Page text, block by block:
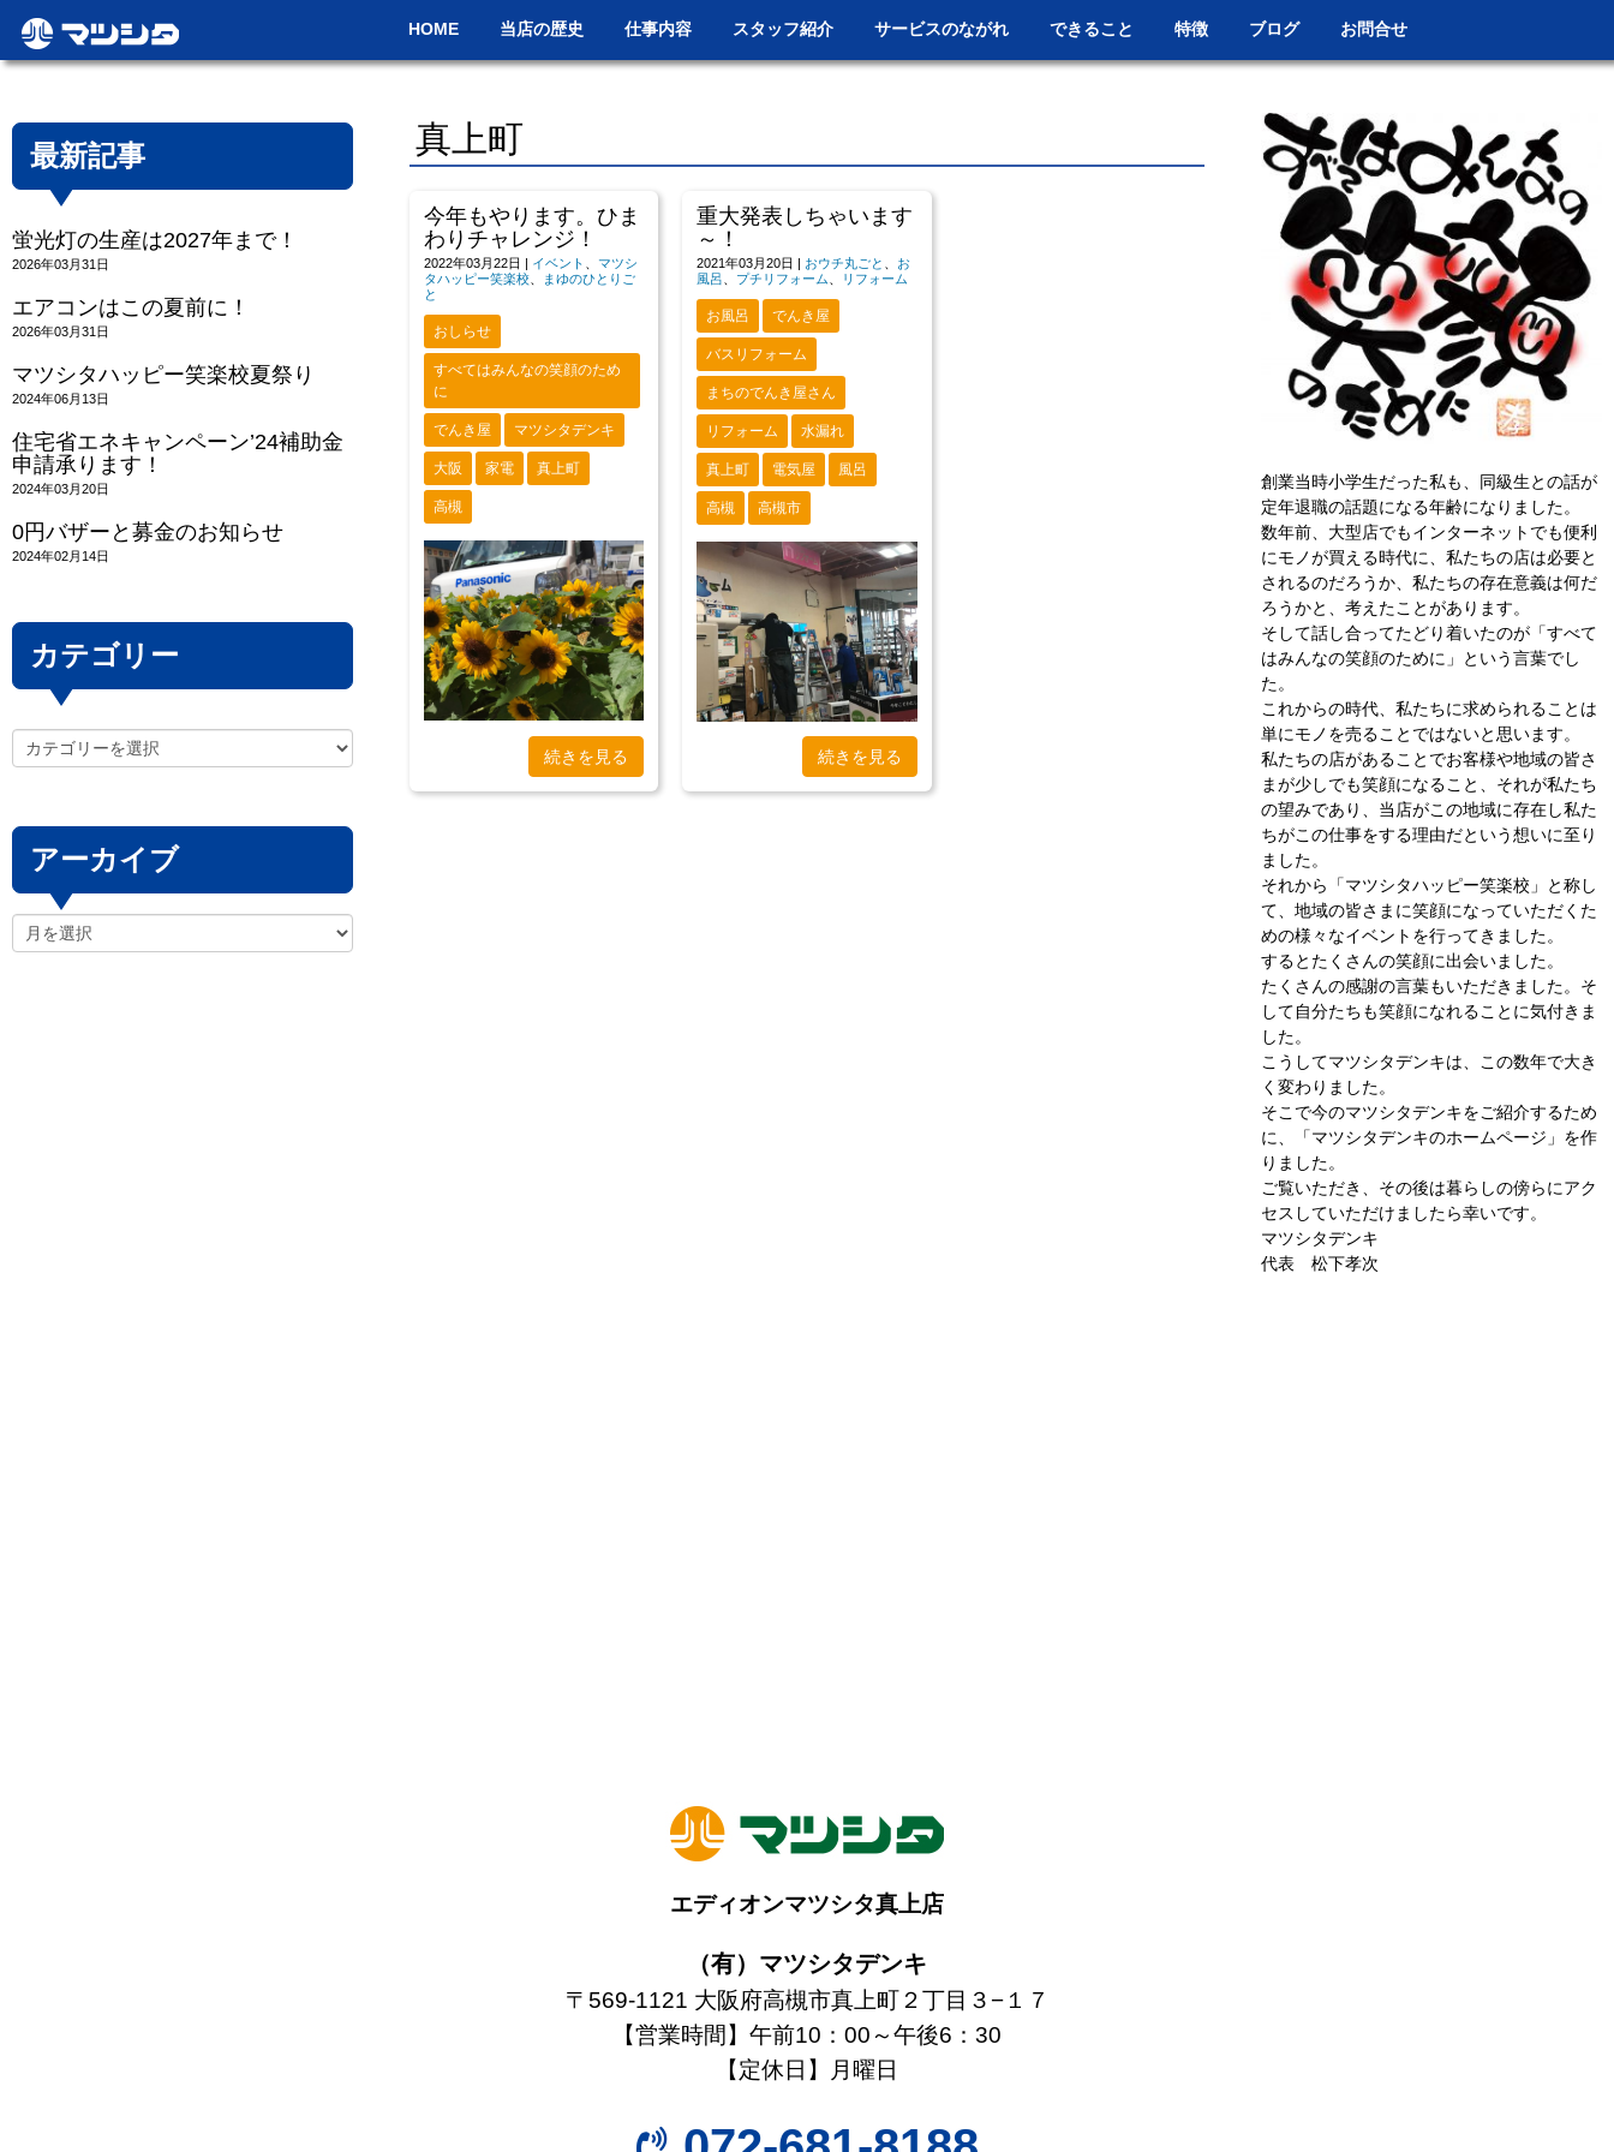
HOME 当店の歴史 仕事内容 スタッフ紹介 サービスのながれ できること 特徴 ブログ お問合せ
真上町
今年もやります。ひま
わりチャレンジ！
2022年03月22日 | イベント
マツシ
タハッピー笑楽校
まゆのひとりご
と
おしらせ
すべてはみんなの笑顔のため
に
でんき屋 マツシタデンキ
大阪 家電 真上町
高槻
続きを見る
重大発表しちゃいます
～！
2021年03月20日 | おウチ丸ごと
お
風呂
プチリフォーム リフォーム
お風呂 でんき屋
バスリフォーム
まちのでんき屋さん
リフォーム 水漏れ
真上町 電気屋 風呂
高槻 高槻市
続きを見る
最新記事
蛍光灯の生産は2027年まで！
2026年03月31日
エアコンはこの夏前に！
2026年03月31日
マツシタハッピー笑楽校夏祭り
2024年06月13日
住宅省エネキャンペーン’24補助金
申請承ります！
2024年03月20日
0円バザーと募金のお知らせ
2024年02月14日
カテゴリー
アーカイブ
創業当時小学生だった私も、同級生との話が
定年退職の話題になる年齢になりました。
数年前、大型店でもインターネットでも便利
にモノが買える時代に、私たちの店は必要と
されるのだろうか、私たちの存在意義は何だ
ろうかと、考えたことがあります。
そして話し合ってたどり着いたのが「すべて
はみんなの笑顔のために」という言葉でし
た。
これからの時代、私たちに求められることは
単にモノを売ることではないと思います。
私たちの店があることでお客様や地域の皆さ
まが少しでも笑顔になること、それが私たち
の望みであり、当店がこの地域に存在し私た
ちがこの仕事をする理由だという想いに至り
ました。
それから「マツシタハッピー笑楽校」と称し
て、地域の皆さまに笑顔になっていただくた
めの様々なイベントを行ってきました。
するとたくさんの笑顔に出会いました。
たくさんの感謝の言葉もいただきました。そ
して自分たちも笑顔になれることに気付きま
した。
こうしてマツシタデンキは、この数年で大き
く変わりました。
そこで今のマツシタデンキをご紹介するため
に、「マツシタデンキのホームページ」を作
りました。
ご覧いただき、その後は暮らしの傍らにアク
セスしていただけましたら幸いです。
マツシタデンキ
代表 松下孝次
エディオンマツシタ真上店
（有）マツシタデンキ
〒569-1121 大阪府高槻市真上町２丁目３−１７
【営業時間】午前10：00～午後6：30
【定休日】月曜日